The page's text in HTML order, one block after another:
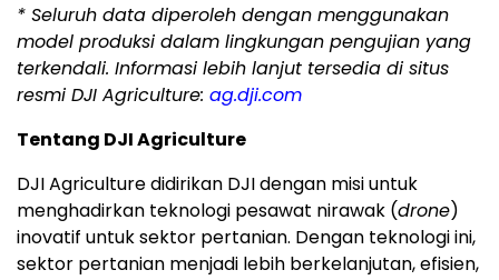
* Seluruh data diperoleh dengan menggunakan
model produksi dalam lingkungan pengujian yang
terkendali. Informasi lebih lanjut tersedia di situs
resmi DJI Agriculture: ag.dji.com
Tentang DJI Agriculture
DJI Agriculture didirikan DJI dengan misi untuk
menghadirkan teknologi pesawat nirawak (drone)
inovatif untuk sektor pertanian. Dengan teknologi ini,
sektor pertanian menjadi lebih berkelanjutan, efisien,